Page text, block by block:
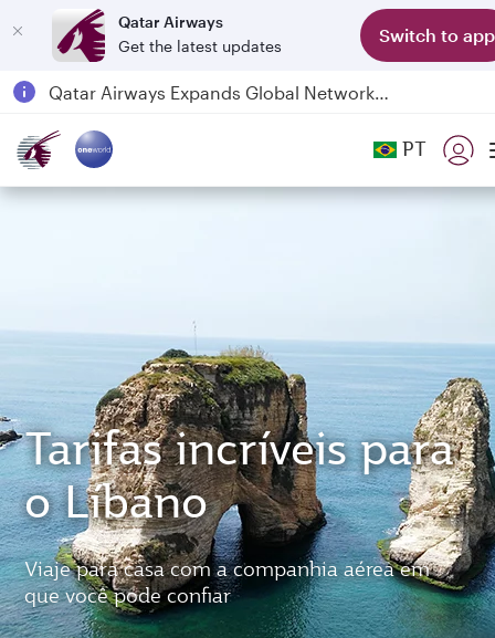
Qatar Airways
Get the latest updates
Switch to app
6 August 2026: Qatar Airways flight resumption to Bahrain (BAH), Erbil (EBL), and Kuwait (KWI)
Qatar Airways Expands Global Network to over 160 Destinations
PT
Tarifas incríveis para
o Líbano
Viaje para casa com a companhia aérea em
que você pode confiar